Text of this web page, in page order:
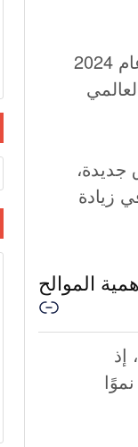
ورغم التحديات العالمية، فقد أكدت الحكومة المصرية ريادتها في تصدير الموالح عام 2024
العالمي
جديدة،
زيادة
الموالح
تبرز صادرات الموالح كأحد أهم أعمدة الصادرات الزراعية المصرية في عام 2024، إذ